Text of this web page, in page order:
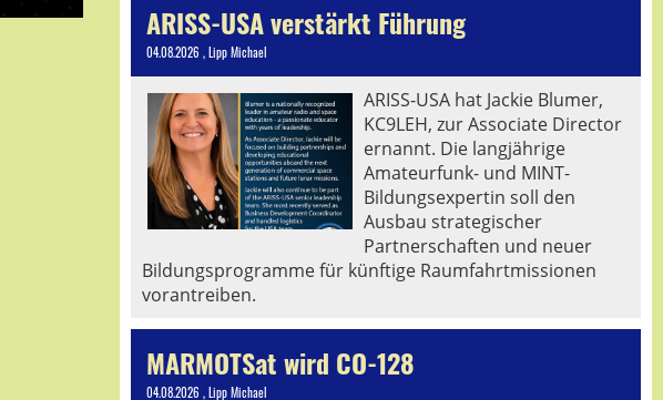
ARISS-USA verstärkt Führung
04.08.2026 , Lipp Michael
ARISS-USA hat Jackie Blumer,
KC9LEH, zur Associate Director
ernannt. Die langjährige
Amateurfunk- und MINT-
Bildungsexpertin soll den
Ausbau strategischer
Partnerschaften und neuer
Bildungsprogramme für künftige Raumfahrtmissionen
vorantreiben.
MARMOTSat wird CO-128
04.08.2026 , Lipp Michael